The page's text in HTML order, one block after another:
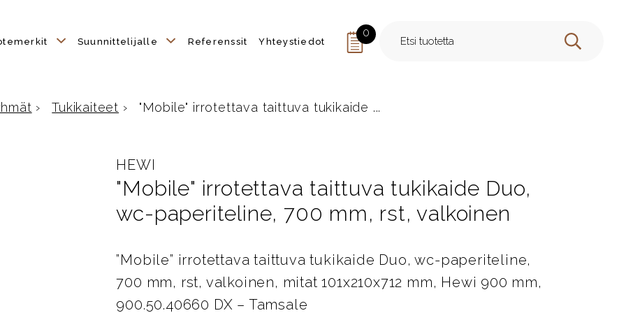
Suunnittelijalle Referenssit Yhteystiedot
0
HAE
› Tukikaiteet › "Mobile" irrotettava taittuva tukikaide ...
HEWI
"Mobile" irrotettava taittuva tukikaide Duo,
wc-paperiteline, 700 mm, rst, valkoinen
”Mobile” irrotettava taittuva tukikaide Duo, wc-paperiteline,
700 mm, rst, valkoinen, mitat 101x210x712 mm, Hewi 900 mm,
900.50.40660 DX – Tamsale